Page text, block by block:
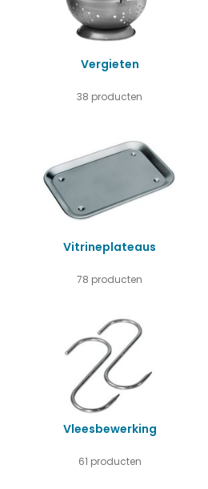
Vergieten
38 producten
Vitrineplateaus
78 producten
Vleesbewerking
61 producten